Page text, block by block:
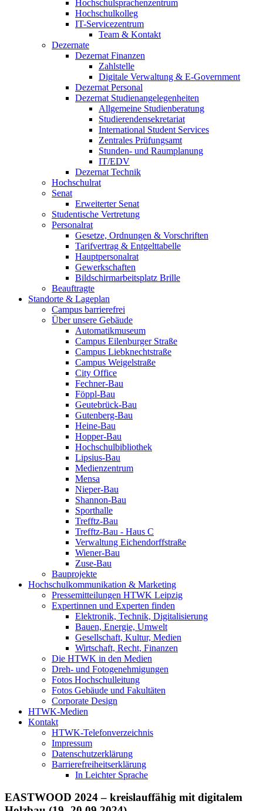
Hochschulsprachenzentrum
Hochschulkolleg
IT-Servicezentrum
Team & Kontakt
Dezernate
Dezernat Finanzen
Zahlstelle
Digitale Verwaltung & E-Government
Dezernat Personal
Dezernat Studienangelegenheiten
Allgemeine Studienberatung
Studierendensekretariat
International Student Services
Zentrales Prüfungsamt
Stunden- und Raumplanung
IT/EDV
Dezernat Technik
Hochschulrat
Senat
Erweiterter Senat
Studentische Vertretung
Personalrat
Gesetze, Ordnungen & Vorschriften
Tarifvertrag & Entgelttabelle
Hauptpersonalrat
Gewerkschaften
Bildschirmarbeitsplatz Brille
Beauftragte
Standorte & Lageplan
Campus barrierefrei
Über unsere Gebäude
Automatikmuseum
Campus Eilenburger Straße
Campus Liebknechtstraße
Campus Weigelstraße
City Office
Fechner-Bau
Föppl-Bau
Geutebrück-Bau
Gutenberg-Bau
Heine-Bau
Hopper-Bau
Hochschulbibliothek
Lipsius-Bau
Medienzentrum
Mensa
Nieper-Bau
Shannon-Bau
Sporthalle
Trefftz-Bau
Trefftz-Bau - Haus C
Verwaltung Eichendorffstraße
Wiener-Bau
Zuse-Bau
Bauprojekte
Hochschulkommunikation & Marketing
Pressemitteilungen HTWK Leipzig
Expertinnen und Experten finden
Elektronik, Technik, Digitalisierung
Bauen, Energie, Umwelt
Gesellschaft, Kultur, Medien
Wirtschaft, Recht, Finanzen
Die HTWK in den Medien
Dreh- und Fotogenehmigungen
Fotos Hochschulleitung
Fotos Gebäude und Fakultäten
Corporate Design
HTWK-Medien
Kontakt
HTWK-Telefonverzeichnis
Impressum
Datenschutzerklärung
Barrierefreiheitserklärung
In Leichter Sprache
EASTWOOD 2024 – kreislauffähig mit digitalem